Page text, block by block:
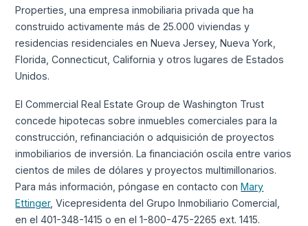
Properties, una empresa inmobiliaria privada que ha
construido activamente más de 25.000 viviendas y
residencias residenciales en Nueva Jersey, Nueva York,
Florida, Connecticut, California y otros lugares de Estados
Unidos.
El Commercial Real Estate Group de Washington Trust
concede hipotecas sobre inmuebles comerciales para la
construcción, refinanciación o adquisición de proyectos
inmobiliarios de inversión. La financiación oscila entre varios
cientos de miles de dólares y proyectos multimillonarios.
Para más información, póngase en contacto conMary
Ettinger, Vicepresidenta del Grupo Inmobiliario Comercial,
en el 401-348-1415 o en el 1-800-475-2265 ext. 1415.